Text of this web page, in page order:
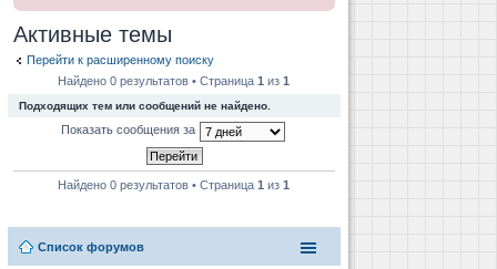
Активные темы
Перейти к расширенному поиску
Найдено 0 результатов • Страница1 из1
Подходящих тем или сообщений не найдено.
Показать сообщения за
Найдено 0 результатов • Страница1 из1
Список форумов